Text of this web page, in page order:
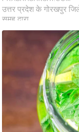
/
ध
र्म
र